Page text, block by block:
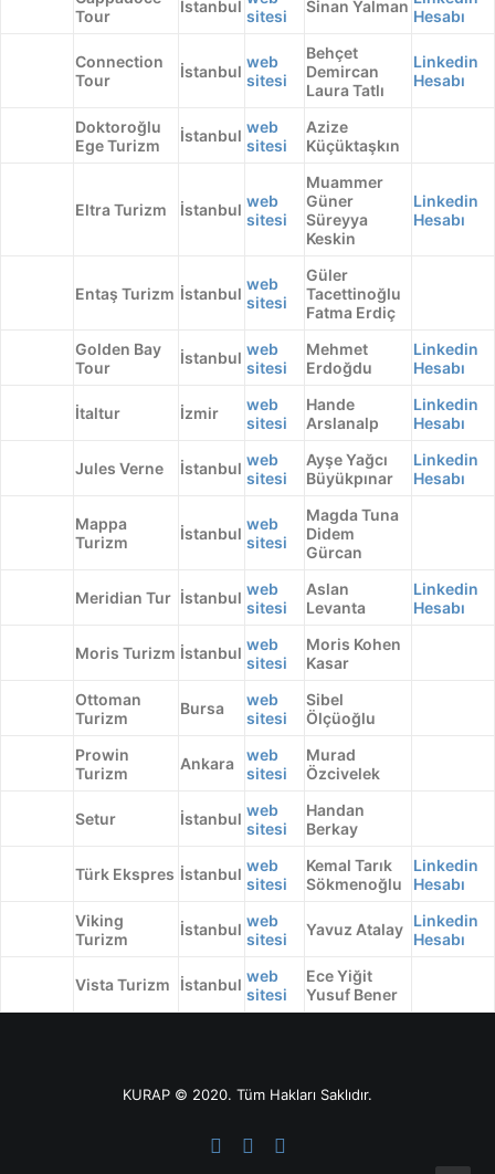
Tour
İstanbul
sitesi
Sinan Yalman
Hesabı
Connection
Tour
İstanbul
web
sitesi
Behçet
Demircan
Laura Tatlı
Linkedin
Hesabı
Doktoroğlu
Ege Turizm
İstanbul web
sitesi
Azize
Küçüktaşkın
Eltra Turizm İstanbul web
sitesi
Muammer
Güner
Süreyya
Keskin
Linkedin
Hesabı
Entaş Turizm İstanbul
web
sitesi
Güler
Tacettinoğlu
Fatma Erdiç
Golden Bay
Tour
İstanbul web
sitesi
Mehmet
Erdoğdu
Linkedin
Hesabı
İtaltur İzmir
web
sitesi
Hande
Arslanalp
Linkedin
Hesabı
Jules Verne İstanbul web
sitesi
Ayşe Yağcı
Büyükpınar
Linkedin
Hesabı
Mappa
Turizm
İstanbul
web
sitesi
Magda Tuna
Didem
Gürcan
Meridian Tur İstanbul web
sitesi
Aslan
Levanta
Linkedin
Hesabı
Moris Turizm İstanbul web
sitesi
Moris Kohen
Kasar
Ottoman
Turizm
Bursa
web
sitesi
Sibel
Ölçüoğlu
Prowin
Turizm
Ankara
web
sitesi
Murad
Özcivelek
Setur İstanbul web
sitesi
Handan
Berkay
Türk Ekspres İstanbul web
sitesi
Kemal Tarık
Sökmenoğlu
Linkedin
Hesabı
Viking
Turizm
İstanbul web
sitesi
Yavuz Atalay Linkedin
Hesabı
Vista Turizm İstanbul web
sitesi
Ece Yiğit
Yusuf Bener
KURAP © 2020. Tüm Hakları Saklıdır.